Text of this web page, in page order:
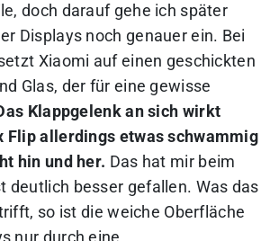
doch darauf gehe ich später
Displays noch genauer ein. Bei
Xiaomi auf einen geschickten
Glas, der für eine gewisse
Klappgelenk an sich wirkt
Flip allerdings etwas schwammig
hin und her. Das hat mir beim
deutlich besser gefallen. Was das
so ist die weiche Oberfläche
nur durch eine